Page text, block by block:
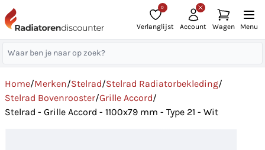
0
Verlanglijst Account Wagen Menu
Home/Merken/Stelrad/Stelrad Radiatorbekleding/
Stelrad Bovenrooster/Grille Accord/
Stelrad - Grille Accord - 1100x79 mm - Type 21 - Wit